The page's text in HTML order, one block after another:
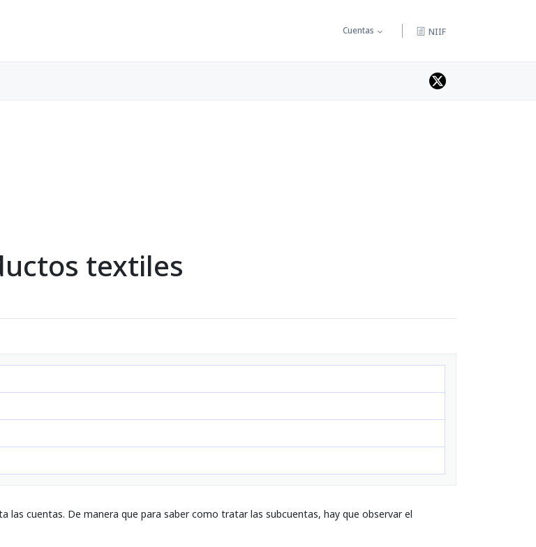
Cuentas NIIF
textiles
las cuentas. De manera que para saber como tratar las subcuentas, hay que observar el